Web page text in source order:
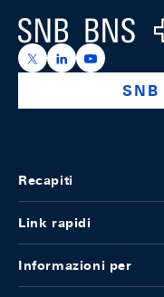
Logo
https://x.com/
https://https://
SNB
Recapiti
Link rapidi
Informazioni per